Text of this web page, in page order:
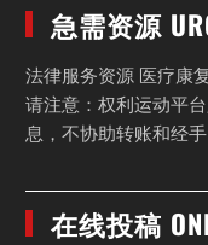
急需资源
法律服务资源 医疗康
请注意：权利运动平
息，不协助转账和经
在线投稿